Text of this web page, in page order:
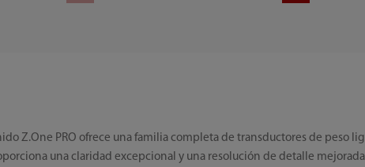
Z.One PRO ofrece una familia completa de transductores de peso
una claridad excepcional y una resolución de detalle mejorada